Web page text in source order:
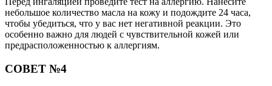
небольшое количество масла на кожу и подождите 24 часа,
чтобы убедиться, что у вас нет негативной реакции. Это
особенно важно для людей с чувствительной кожей или
предрасположенностью к аллергиям.
СОВЕТ №4